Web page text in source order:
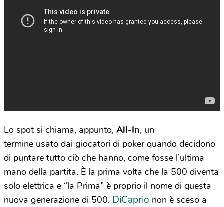
Lo spot si chiama, appunto, All-In, un
termine usato dai giocatori di poker quando decidono
di puntare tutto ciò che hanno, come fosse l’ultima
mano della partita. È la prima volta che la 500 diventa
solo elettrica e “la Prima” è proprio il nome di questa
nuova generazione di 500. DiCaprio non è sceso a